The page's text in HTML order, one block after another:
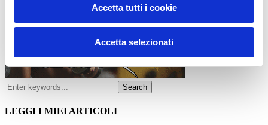
Accetta tutti i cookie
Accetta selezionati
LEGGI I MIEI ARTICOLI